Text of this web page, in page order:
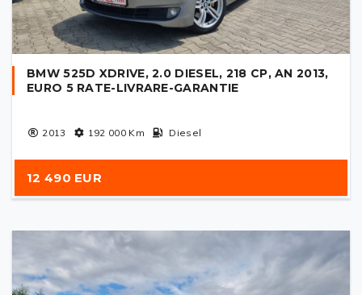
BMW 525D XDRIVE, 2.0 DIESEL, 218 CP, AN 2013,
EURO 5 RATE-LIVRARE-GARANTIE
2013 192 000Km Diesel
12 490 EUR